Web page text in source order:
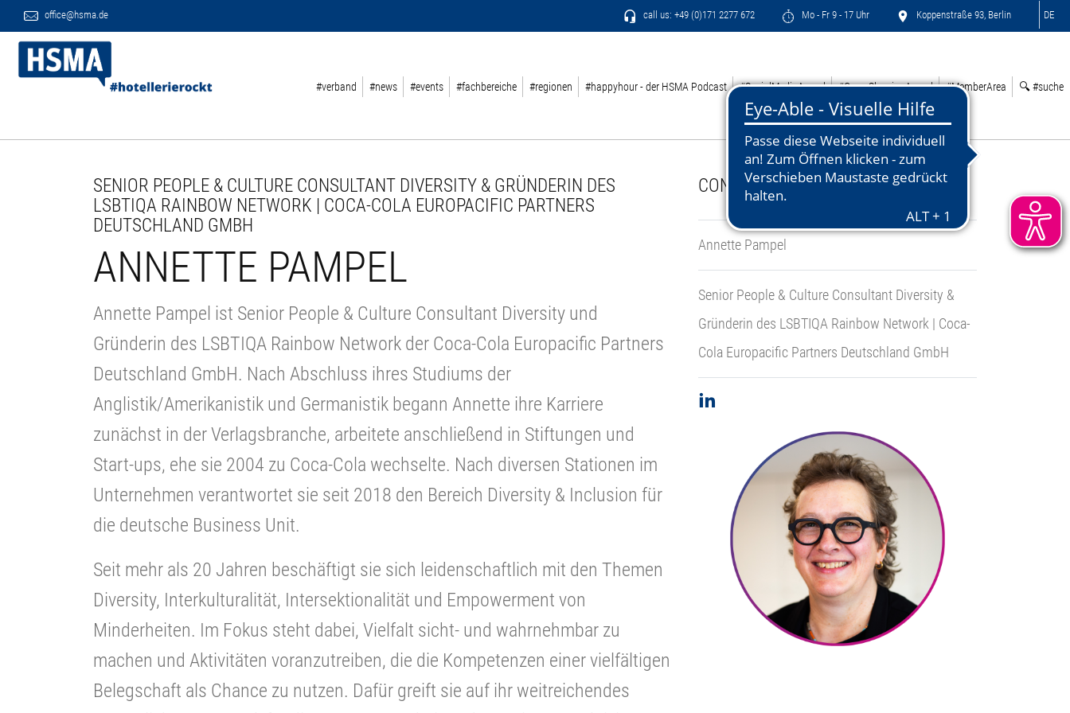
office@hsma.de call us: +49 (0)171 2277 672 Mo - Fr 9 - 17 Uhr Koppenstraße 93, Berlin DE
#verband #news #events #fachbereiche #regionen #happyhour - der HSMA Podcast #SocialMediaAward #GreenSleepingAward #MemberArea 🔍 #suche
SENIOR PEOPLE & CULTURE CONSULTANT DIVERSITY & GRÜNDERIN DES
LSBTIQA RAINBOW NETWORK | COCA-COLA EUROPACIFIC PARTNERS
DEUTSCHLAND GMBH
ANNETTE PAMPEL
Annette Pampel ist Senior People & Culture Consultant Diversity und
Gründerin des LSBTIQA Rainbow Network der Coca-Cola Europacific Partners
Deutschland GmbH. Nach Abschluss ihres Studiums der
Anglistik/Amerikanistik und Germanistik begann Annette ihre Karriere
zunächst in der Verlagsbranche, arbeitete anschließend in Stiftungen und
Start-ups, ehe sie 2004 zu Coca-Cola wechselte. Nach diversen Stationen im
Unternehmen verantwortet sie seit 2018 den Bereich Diversity & Inclusion für
die deutsche Business Unit.
Seit mehr als 20 Jahren beschäftigt sie sich leidenschaftlich mit den Themen
Diversity, Interkulturalität, Intersektionalität und Empowerment von
Minderheiten. Im Fokus steht dabei, Vielfalt sicht- und wahrnehmbar zu
machen und Aktivitäten voranzutreiben, die die Kompetenzen einer vielfältigen
Belegschaft als Chance zu nutzen. Dafür greift sie auf ihr weitreichendes
CONTACT:
Annette Pampel
Senior People & Culture Consultant Diversity &
Gründerin des LSBTIQA Rainbow Network | Coca-
Cola Europacific Partners Deutschland GmbH